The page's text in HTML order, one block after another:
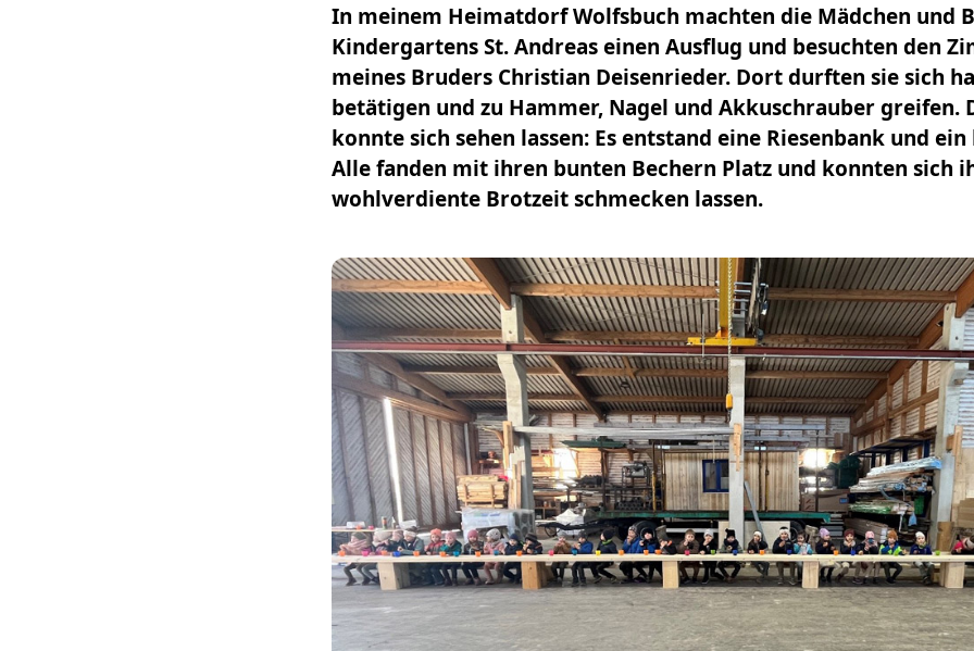
In meinem Heimatdorf Wolfsbuch machten die Mädchen und
Kindergartens St. Andreas einen Ausflug und besuchten den
meines Bruders Christian Deisenrieder. Dort durften sie sich
betätigen und zu Hammer, Nagel und Akkuschrauber greifen.
konnte sich sehen lassen: Es entstand eine Riesenbank und
Alle fanden mit ihren bunten Bechern Platz und konnten sich
wohlverdiente Brotzeit schmecken lassen.